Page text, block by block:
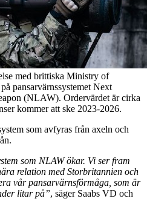
med brittiska Ministry of
pansarvärnssystemet Next
(NLAW). Ordervärdet är cirka
kommer att ske 2023-2026.
som avfyras från axeln och
som NLAW ökar. Vi ser fram
relation med Storbritannien och
vår pansarvärnsförmåga, som är
litar på”, säger Saabs VD och